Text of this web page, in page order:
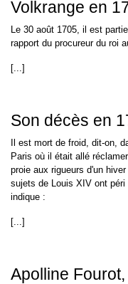
Volkrange en
Le 30 août 1705, il est
rapport du procureur du roi
[...]
Son décès en
Il est mort de froid, dit-on,
Paris où il était allé
proie aux rigueurs d'un
sujets de Louis XIV ont
indique :
[...]
Apolline